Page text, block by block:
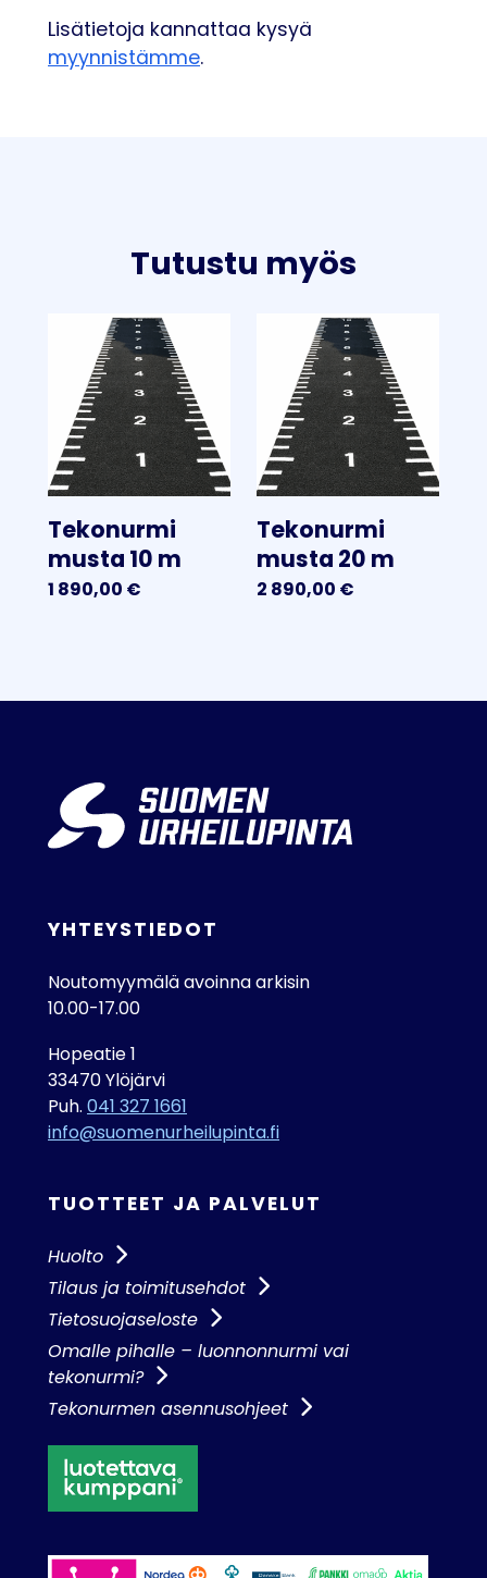
Lisätietoja kannattaa kysyä
myynnistämme.
Tutustu myös
Tekonurmi
musta 10 m
1 890,00€
Tekonurmi
musta 20 m
2 890,00€
YHTEYSTIEDOT
Noutomyymälä avoinna arkisin
10.00-17.00
Hopeatie 1
33470 Ylöjärvi
Puh.041 327 1661
info@suomenurheilupinta.fi
TUOTTEET JA PALVELUT
Huolto
Tilaus ja toimitusehdot
Tietosuojaseloste
Omalle pihalle – luonnonnurmi vai
tekonurmi?
Tekonurmen asennusohjeet